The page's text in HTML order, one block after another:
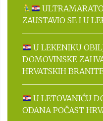
ZAUSTAVIO SE I U
U LEKENIKU
DOMOVINSKE
HRVATSKIH
U LETOVANIĆU
ODANA POČAST